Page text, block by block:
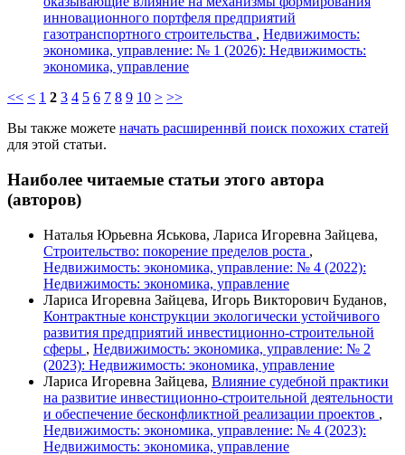
инновационного портфеля предприятий
газотранспортного строительства , Недвижимость:
экономика, управление: № 1 (2026): Недвижимость:
экономика, управление
<< < 1 2 3 4 5 6 7 8 9 10 > >>
Вы также можете начать расширеннвй поиск похожих статей
для этой статьи.
Наиболее читаемые статьи этого автора
(авторов)
Наталья Юрьевна Яськова, Лариса Игоревна Зайцева,
Строительство: покорение пределов роста ,
Недвижимость: экономика, управление: № 4 (2022):
Недвижимость: экономика, управление
Лариса Игоревна Зайцева, Игорь Викторович Буданов,
Контрактные конструкции экологически устойчивого
развития предприятий инвестиционно-строительной
сферы , Недвижимость: экономика, управление: № 2
(2023): Недвижимость: экономика, управление
Лариса Игоревна Зайцева, Влияние судебной практики
на развитие инвестиционно-строительной деятельности
и обеспечение бесконфликтной реализации проектов ,
Недвижимость: экономика, управление: № 4 (2023):
Недвижимость: экономика, управление